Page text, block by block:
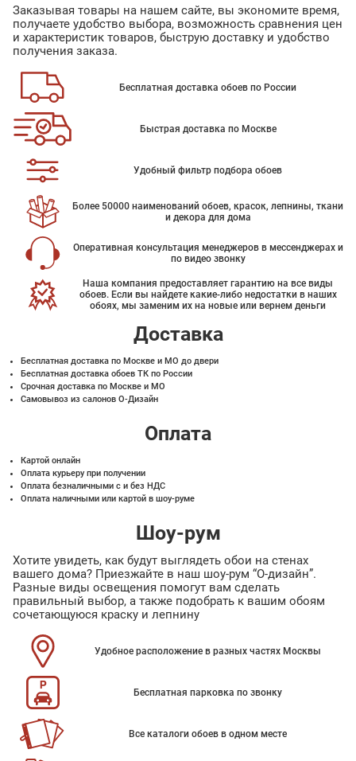
Заказывая товары на нашем сайте, вы экономите время,
получаете удобство выбора, возможность сравнения цен
и характеристик товаров, быструю доставку и удобство
получения заказа.
Бесплатная доставка обоев по России
Быстрая доставка по Москве
Удобный фильтр подбора обоев
Более 50000 наименований обоев, красок, лепнины, ткани
и декора для дома
Оперативная консультация менеджеров в мессенджерах и
по видео звонку
Наша компания предоставляет гарантию на все виды
обоев. Если вы найдете какие-либо недостатки в наших
обоях, мы заменим их на новые или вернем деньги
Доставка
Бесплатная доставка по Москве и МО до двери
Бесплатная доставка обоев ТК по России
Срочная доставка по Москве и МО
Самовывоз из салонов О-Дизайн
Оплата
Картой онлайн
Оплата курьеру при получении
Оплата безналичными с и без НДС
Оплата наличными или картой в шоу-руме
Шоу-рум
Хотите увидеть, как будут выглядеть обои на стенах
вашего дома? Приезжайте в наш шоу-рум “О-дизайн”.
Разные виды освещения помогут вам сделать
правильный выбор, а также подобрать к вашим обоям
сочетающуюся краску и лепнину
Удобное расположение в разных частях Москвы
Бесплатная парковка по звонку
Все каталоги обоев в одном месте